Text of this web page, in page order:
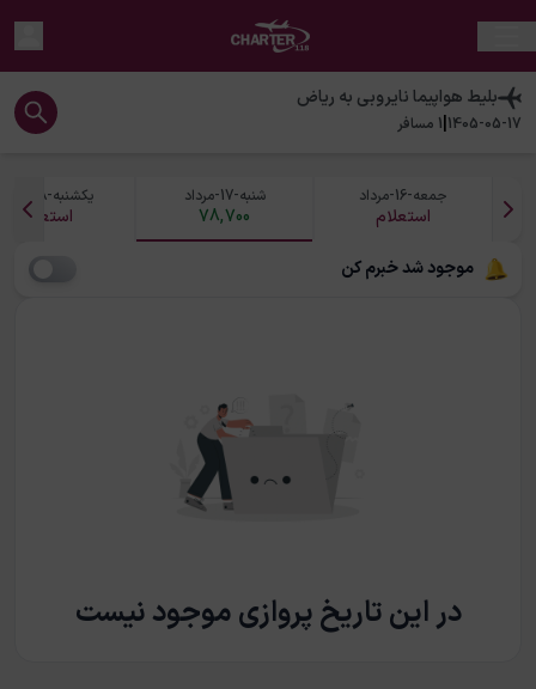
بلیط هواپیمانایروبی به ریاض
1405-05-17
|
1 مسافر
جمعه-16-مرداد
استعلام
شنبه-17-مرداد
78,700
یکشنبه-18-مرداد
استعلام
موجود شد خبرم کن
در این تاریخ پروازی موجود نیست